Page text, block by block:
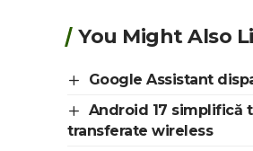
You Might Also
Google Assistant
Android 17 simplifică
transferate wireless